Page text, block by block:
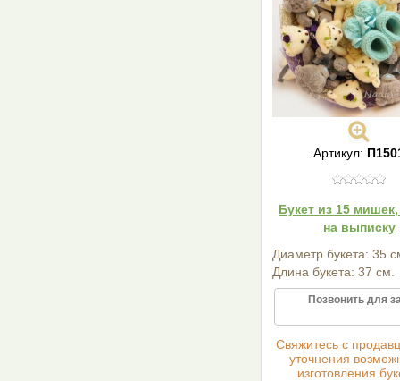
Артикул:
Букет из 15
на выписку
Диаметр букета: 35
Длина букета: 37 см.
Позвонить для
Cвяжитесь с
уточнения
изготовления